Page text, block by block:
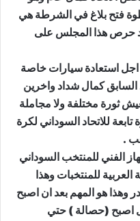
فتح بلاغ في الشرطة هي
حرص هذا المجلس على
استعادة سيارات خاصة
السابق كمال شداد واخرين
ثورة مختلفة ولا مجاملة
للاتحاد السوداني لكرة
.
الفني للمنتخب السوداني
للمنتخبات وهذا
وهذا هو المهم بعد ان اصبح
بل اصبح (حصالة ) حتي